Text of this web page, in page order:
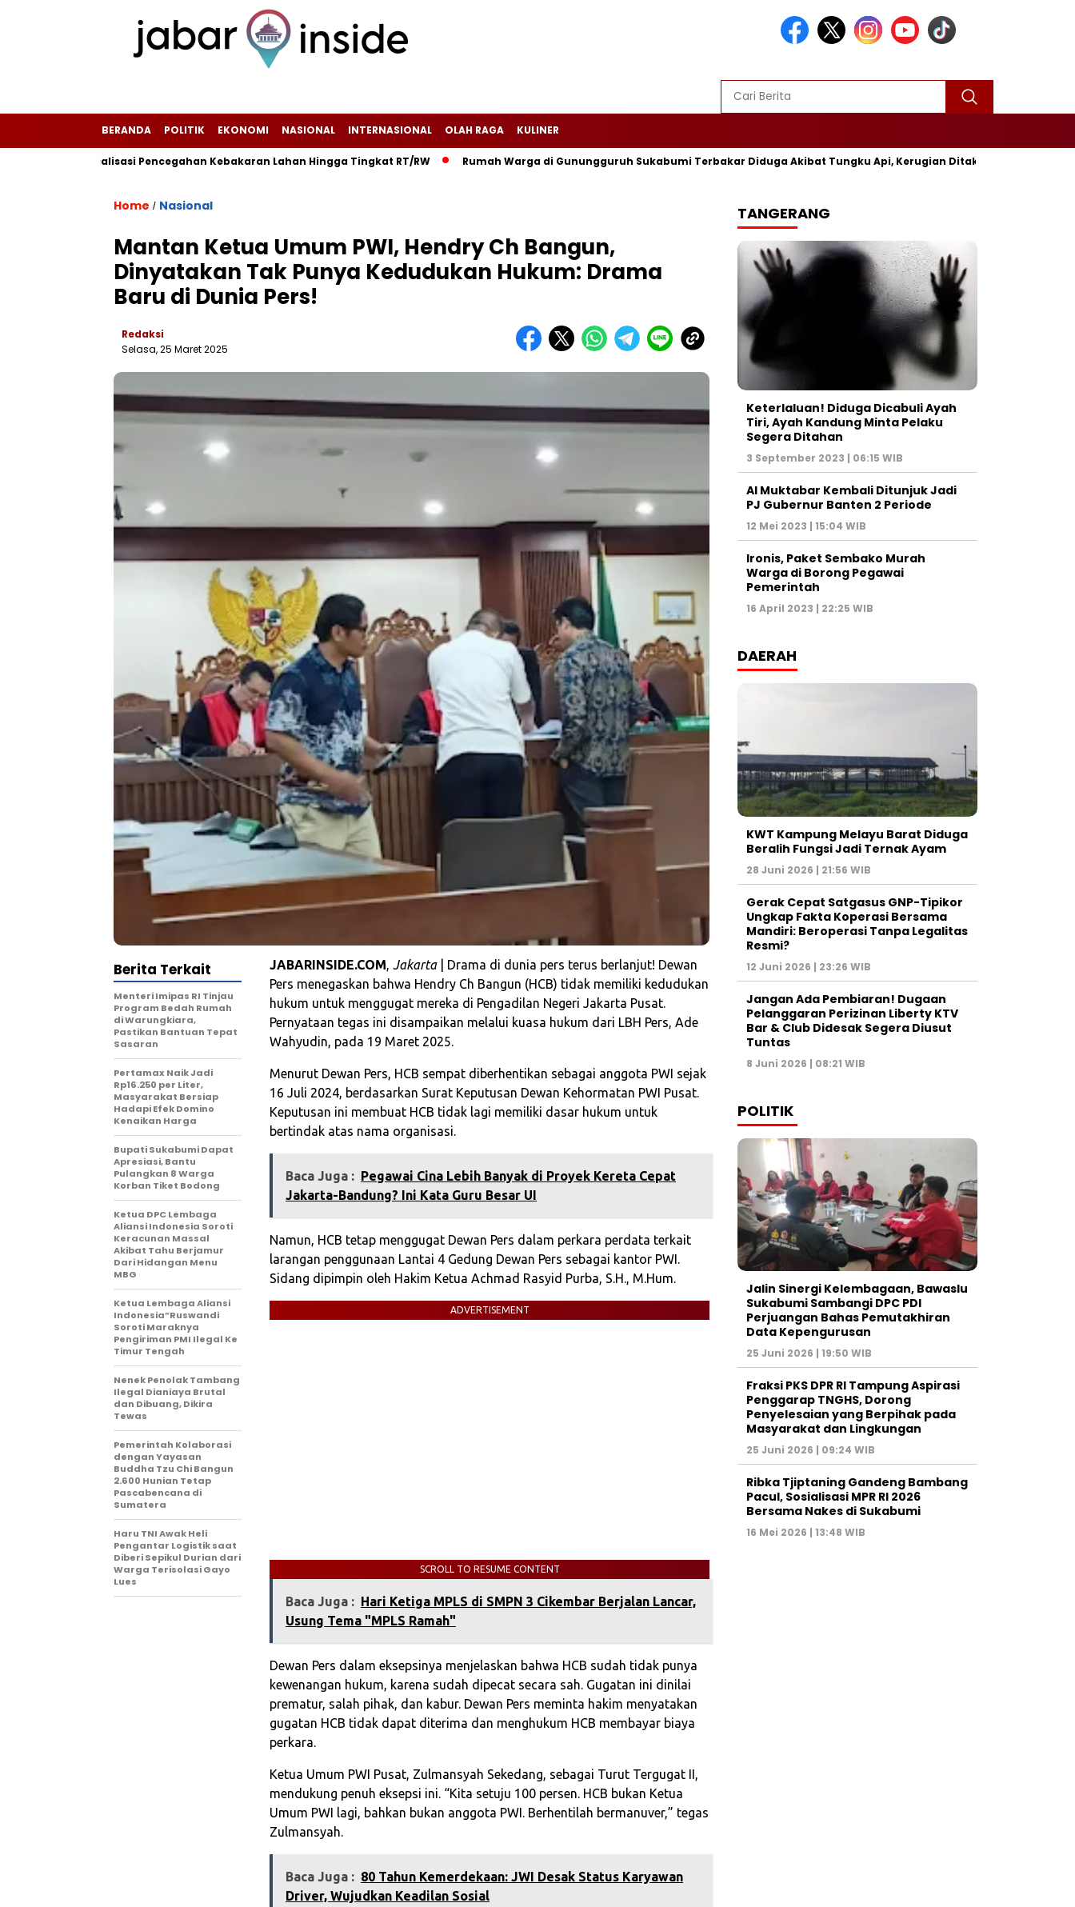
BERANDA POLITIK EKONOMI NASIONAL INTERNASIONAL OLAH RAGA KULINER
Sosialisasi Pencegahan Kebakaran Lahan Hingga Tingkat RT/RW‎ ‎Rumah Warga di Gunungguruh Sukabumi Terbakar Diduga Akibat Tungku Api, Kerugian Ditaksir Rp25 Juta
Home / Nasional
Mantan Ketua Umum PWI, Hendry Ch Bangun,
Dinyatakan Tak Punya Kedudukan Hukum: Drama
Baru di Dunia Pers!
Redaksi
Selasa, 25 Maret 2025
JABARINSIDE.COM, Jakarta| Drama di dunia pers terus berlanjut! Dewan
Pers menegaskan bahwa Hendry Ch Bangun (HCB) tidak memiliki kedudukan
hukum untuk menggugat mereka di Pengadilan Negeri Jakarta Pusat.
Pernyataan tegas ini disampaikan melalui kuasa hukum dari LBH Pers, Ade
Wahyudin, pada 19 Maret 2025.
Menurut Dewan Pers, HCB sempat diberhentikan sebagai anggota PWI sejak
16 Juli 2024, berdasarkan Surat Keputusan Dewan Kehormatan PWI Pusat.
Keputusan ini membuat HCB tidak lagi memiliki dasar hukum untuk
bertindak atas nama organisasi.
Baca Juga : Pegawai Cina Lebih Banyak di Proyek Kereta Cepat
Jakarta-Bandung? Ini Kata Guru Besar UI
Namun, HCB tetap menggugat Dewan Pers dalam perkara perdata terkait
larangan penggunaan Lantai 4 Gedung Dewan Pers sebagai kantor PWI.
Sidang dipimpin oleh Hakim Ketua Achmad Rasyid Purba, S.H., M.Hum.
ADVERTISEMENT
SCROLL TO RESUME CONTENT
Baca Juga : Hari Ketiga MPLS di SMPN 3 Cikembar Berjalan Lancar,
Usung Tema "MPLS Ramah"‎
Dewan Pers dalam eksepsinya menjelaskan bahwa HCB sudah tidak punya
kewenangan hukum, karena sudah dipecat secara sah. Gugatan ini dinilai
prematur, salah pihak, dan kabur. Dewan Pers meminta hakim menyatakan
gugatan HCB tidak dapat diterima dan menghukum HCB membayar biaya
perkara.
Ketua Umum PWI Pusat, Zulmansyah Sekedang, sebagai Turut Tergugat II,
mendukung penuh eksepsi ini. “Kita setuju 100 persen. HCB bukan Ketua
Umum PWI lagi, bahkan bukan anggota PWI. Berhentilah bermanuver,” tegas
Zulmansyah.
Baca Juga : 80 Tahun Kemerdekaan: JWI Desak Status Karyawan
Driver, Wujudkan Keadilan Sosial
Berita Terkait
‎Menteri Imipas RI Tinjau
Program Bedah Rumah
di Warungkiara,
Pastikan Bantuan Tepat
Sasaran
‎Pertamax Naik Jadi
Rp16.250 per Liter,
Masyarakat Bersiap
Hadapi Efek Domino
Kenaikan Harga
‎Bupati Sukabumi Dapat
Apresiasi, Bantu
Pulangkan 8 Warga
Korban Tiket Bodong‎
Ketua DPC Lembaga
Aliansi Indonesia Soroti
Keracunan Massal
Akibat Tahu Berjamur
Dari Hidangan Menu
MBG
Ketua Lembaga Aliansi
Indonesia”Ruswandi
Soroti Maraknya
Pengiriman PMI Ilegal Ke
Timur Tengah
Nenek Penolak Tambang
Ilegal Dianiaya Brutal
dan Dibuang, Dikira
Tewas
Pemerintah Kolaborasi
dengan Yayasan
Buddha Tzu Chi Bangun
2.600 Hunian Tetap
Pascabencana di
Sumatera
Haru TNI Awak Heli
Pengantar Logistik saat
Diberi Sepikul Durian dari
Warga Terisolasi Gayo
Lues
TANGERANG
Keterlaluan! Diduga Dicabuli Ayah
Tiri, Ayah Kandung Minta Pelaku
Segera Ditahan
3 September 2023 | 06:15 WIB
Al Muktabar Kembali Ditunjuk Jadi
PJ Gubernur Banten 2 Periode
12 Mei 2023 | 15:04 WIB
Ironis, Paket Sembako Murah
Warga di Borong Pegawai
Pemerintah
16 April 2023 | 22:25 WIB
DAERAH
KWT Kampung Melayu Barat Diduga
Beralih Fungsi Jadi Ternak Ayam
28 Juni 2026 | 21:56 WIB
Gerak Cepat Satgasus GNP-Tipikor
Ungkap Fakta Koperasi Bersama
Mandiri: Beroperasi Tanpa Legalitas
Resmi?
12 Juni 2026 | 23:26 WIB
Jangan Ada Pembiaran! Dugaan
Pelanggaran Perizinan Liberty KTV
Bar & Club Didesak Segera Diusut
Tuntas
8 Juni 2026 | 08:21 WIB
POLITIK
Jalin Sinergi Kelembagaan, Bawaslu
Sukabumi Sambangi DPC PDI
Perjuangan Bahas Pemutakhiran
Data Kepengurusan
25 Juni 2026 | 19:50 WIB
‎Fraksi PKS DPR RI Tampung Aspirasi
Penggarap TNGHS, Dorong
Penyelesaian yang Berpihak pada
Masyarakat dan Lingkungan‎
25 Juni 2026 | 09:24 WIB
Ribka Tjiptaning Gandeng Bambang
Pacul, Sosialisasi MPR RI 2026
Bersama Nakes di Sukabumi
16 Mei 2026 | 13:48 WIB